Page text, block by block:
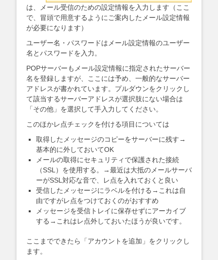
は、メール受信のための設定情報を入力します（ここ
で、冒頭で用意するようにご案内したメール設定情報
が必要になります）
ユーザー名・パスワードはメール設定情報のユーザー
名とパスワードを入力。
POPサーバーもメール設定情報に指定されたサーバー
名を登録しますが、ここには予め、一般的なサーバー
アドレスが書かれています。プルダウンをクリックし
て該当するサーバーアドレスが選択肢にない場合は
「その他」を選択して手入力してください。
このほかレ点チェックを付ける項目については
取得したメッセージのコピーをサーバーに残す→
基本的に外しておいてOK
メールの取得にセキュリティで保護された接続
（SSL）を使用する。→最近は大抵のメールサーバ
ーがSSL対応な音で、レ点を入れておくと良い
受信したメッセージにラベルを付ける→これは自
由ですがレ点をつけておくのがおすすめ
メッセージを受信トレイに保存せずにアーカイブ
する→これはレ点外しておいたほうが良いです。
ここまでできたら「アカウントを追加」をクリックし
ます。